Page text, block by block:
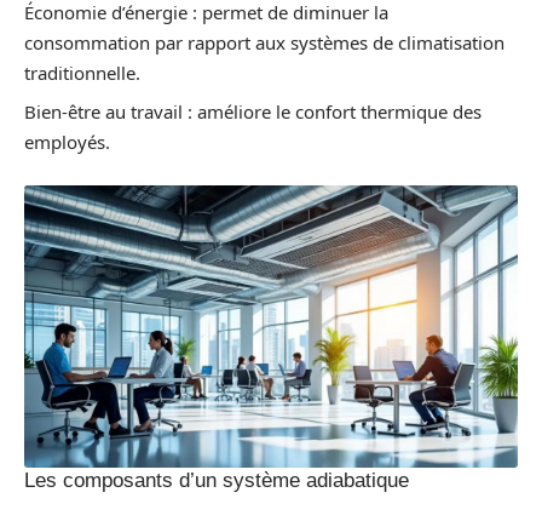
Économie d’énergie : permet de diminuer la
consommation par rapport aux systèmes de climatisation
traditionnelle.
Bien-être au travail : améliore le confort thermique des
employés.
Les composants d’un système adiabatique